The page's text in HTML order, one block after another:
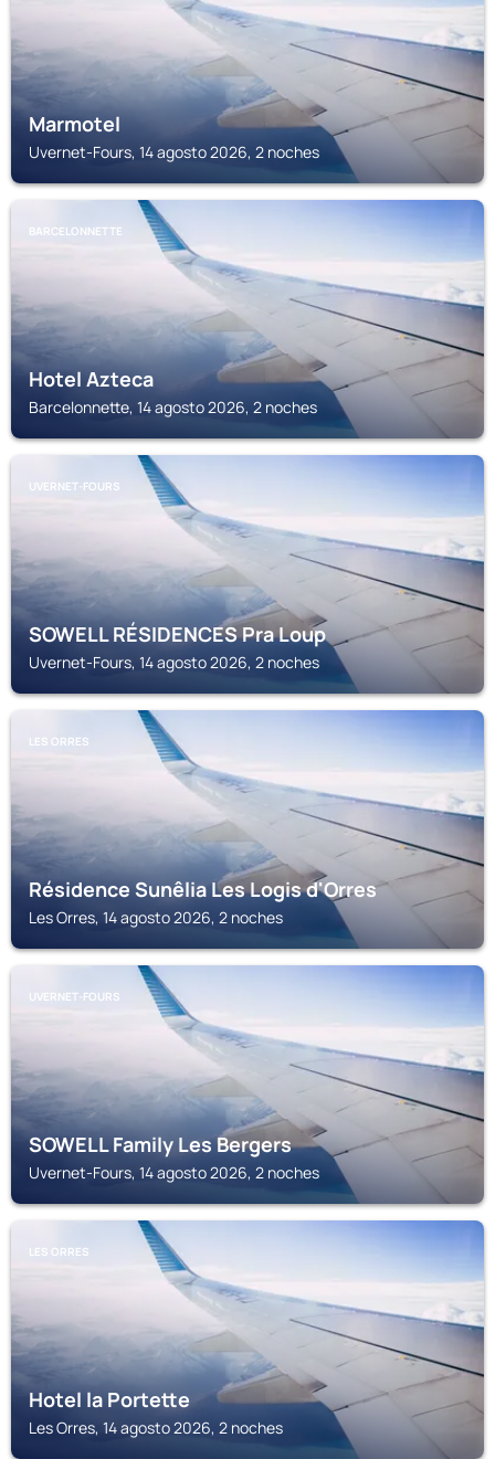
Marmotel
Uvernet-Fours, 14 agosto 2026, 2 noches
BARCELONNETTE
Hotel Azteca
Barcelonnette, 14 agosto 2026, 2 noches
UVERNET-FOURS
SOWELL RÉSIDENCES Pra Loup
Uvernet-Fours, 14 agosto 2026, 2 noches
LES ORRES
Résidence Sunêlia Les Logis d'Orres
Les Orres, 14 agosto 2026, 2 noches
UVERNET-FOURS
SOWELL Family Les Bergers
Uvernet-Fours, 14 agosto 2026, 2 noches
LES ORRES
Hotel la Portette
Les Orres, 14 agosto 2026, 2 noches